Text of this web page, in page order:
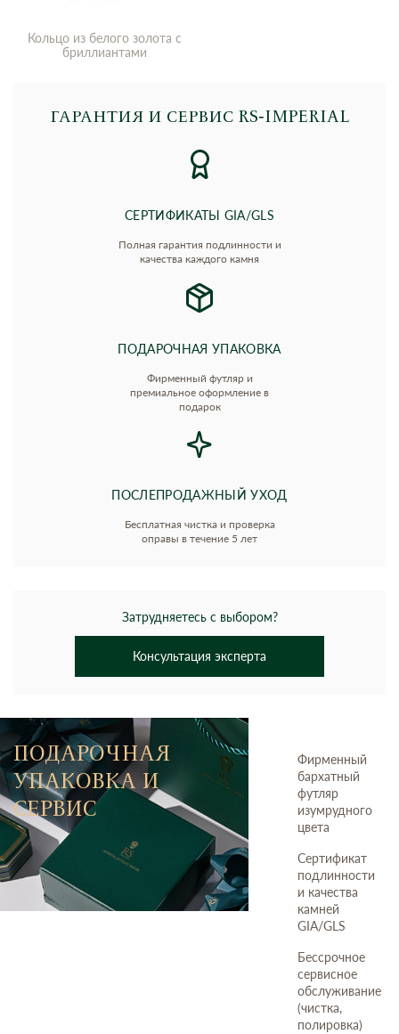
Кольцо из белого золота с
бриллиантами
ГАРАНТИЯ И СЕРВИС RS‑IMPERIAL
СЕРТИФИКАТЫ GIA/GLS
Полная гарантия подлинности и
качества каждого камня
ПОДАРОЧНАЯ УПАКОВКА
Фирменный футляр и
премиальное оформление в
подарок
ПОСЛЕПРОДАЖНЫЙ УХОД
Бесплатная чистка и проверка
оправы в течение 5 лет
Затрудняетесь с выбором?
Консультация эксперта
ПОДАРОЧНАЯ
УПАКОВКА И
СЕРВИС
Фирменный
бархатный
футляр
изумрудного
цвета
Сертификат
подлинности
и качества
камней
GIA/GLS
Бессрочное
сервисное
обслуживание
(чистка,
полировка)